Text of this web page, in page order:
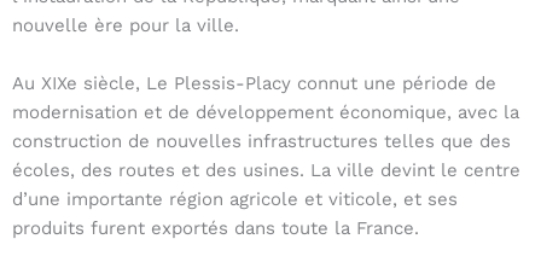
nouvelle ère pour la ville.
Au XIXe siècle, Le Plessis-Placy connut une période de
modernisation et de développement économique, avec la
construction de nouvelles infrastructures telles que des
écoles, des routes et des usines. La ville devint le centre
d’une importante région agricole et viticole, et ses
produits furent exportés dans toute la France.